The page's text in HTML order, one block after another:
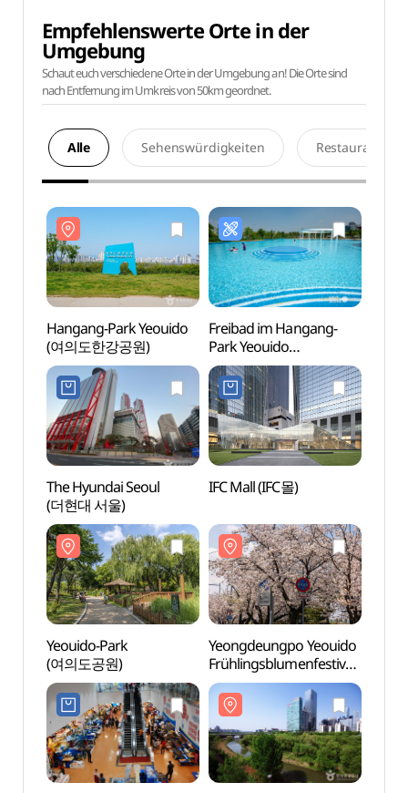
Empfehlenswerte Orte in der
Umgebung
Schaut euch verschiedene Orte in der Umgebung an! Die Orte sind
nach Entfernung im Umkreis von 50km geordnet.
Alle Sehenswürdigkeiten Restaurants
Hangang-Park Yeouido
(여의도한강공원)
Freibad im Hangang-
Park Yeouido
(한강시민공원
여의도수영장(실외))
The Hyundai Seoul
(더현대 서울)
IFC Mall (IFC몰)
Yeouido-Park
(여의도공원)
Yeongdeungpo Yeouido
Frühlingsblumenfestival
(영등포 여의도 봄꽃축제)